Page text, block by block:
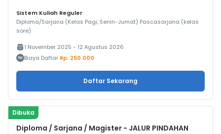
Sistem Kuliah Reguler
Diploma/Sarjana (Kelas Pagi, Senin-Jumat) Pascasarjana (kelas
sore)
1 November 2025 - 12 Agustus 2026
Biaya Daftar Rp. 250.000
Daftar Sekarang
Dibuka
Diploma / Sarjana / Magister - JALUR PINDAHAN